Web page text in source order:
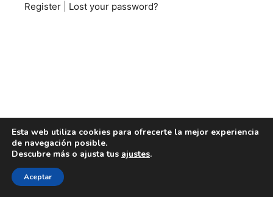
Register Lost your password?
Copyright | Sportspedia México 2016-2023
Esta web utiliza cookies para ofrecerte la mejor experiencia
de navegación posible.
Descubre más o ajusta tus ajustes.
Aceptar